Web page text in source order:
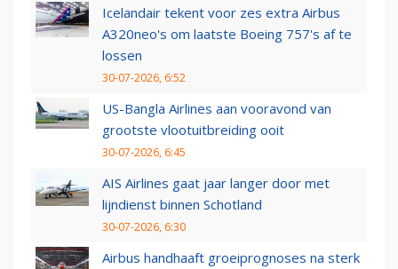
Icelandair tekent voor zes extra Airbus
A320neo's om laatste Boeing 757's af te
lossen
30-07-2026, 6:52
US-Bangla Airlines aan vooravond van
grootste vlootuitbreiding ooit
30-07-2026, 6:45
AIS Airlines gaat jaar langer door met
lijndienst binnen Schotland
30-07-2026, 6:30
Airbus handhaaft groeiprognoses na sterk